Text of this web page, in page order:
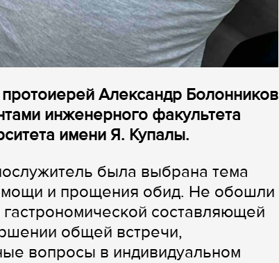
Александр Болонников
инженерного факультета
имени Я. Купалы.
была выбрана тема
и прощения обид. Не обошли
составляющей
общей встречи,
вопросы в индивидуальном